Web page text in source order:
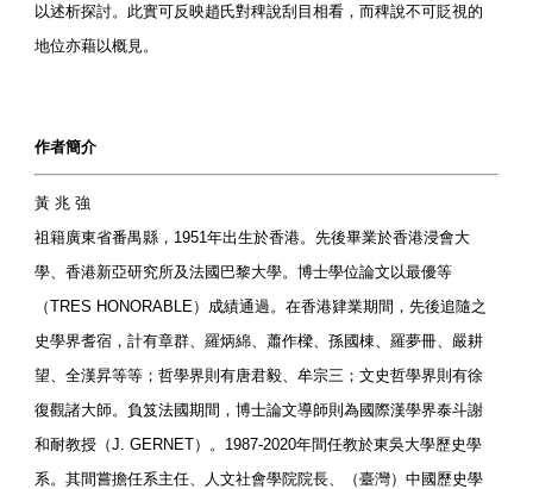
以述析探討。此實可反映趙氏對稗說刮目相看，而稗說不可貶視的
地位亦藉以概見。
作者簡介
黃 兆 強
祖籍廣東省番禺縣，1951年出生於香港。先後畢業於香港浸會大
學、香港新亞研究所及法國巴黎大學。博士學位論文以最優等
（TRES HONORABLE）成績通過。在香港肄業期間，先後追隨之
史學界耆宿，計有章群、羅炳綿、蕭作樑、孫國棟、羅夢冊、嚴耕
望、全漢昇等等；哲學界則有唐君毅、牟宗三；文史哲學界則有徐
復觀諸大師。負笈法國期間，博士論文導師則為國際漢學界泰斗謝
和耐教授（J. GERNET）。1987-2020年間任教於東吳大學歷史學
系。其間嘗擔任系主任、人文社會學院院長、（臺灣）中國歷史學